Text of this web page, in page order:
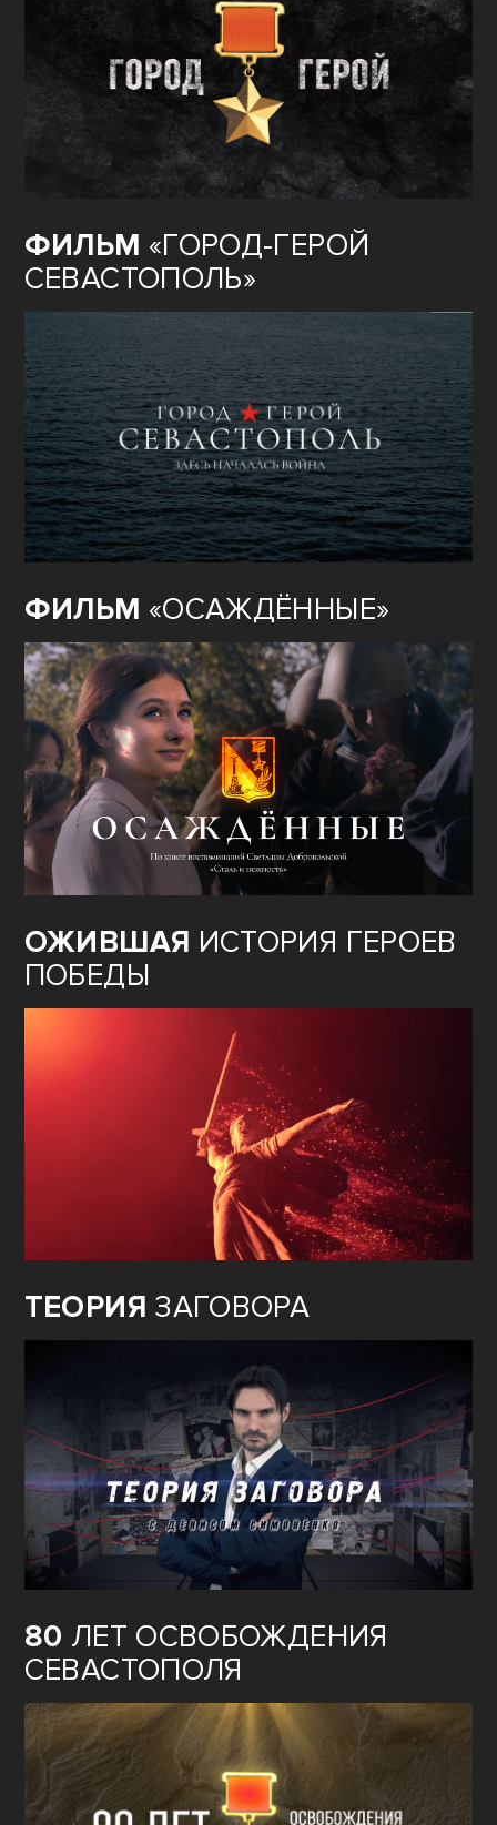
ФИЛЬМ «ГОРОД-ГЕРОЙ
СЕВАСТОПОЛЬ»
ФИЛЬМ «ОСАЖДЁННЫЕ»
ОЖИВШАЯ ИСТОРИЯ ГЕРОЕВ
ПОБЕДЫ
ТЕОРИЯ ЗАГОВОРА
80 ЛЕТ ОСВОБОЖДЕНИЯ
СЕВАСТОПОЛЯ